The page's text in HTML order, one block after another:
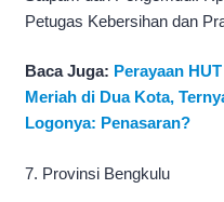
Petugas Kebersihan dan
Baca Juga: Perayaan
Meriah di Dua Kota,
Logonya: Penasaran?
7. Provinsi Bengkulu